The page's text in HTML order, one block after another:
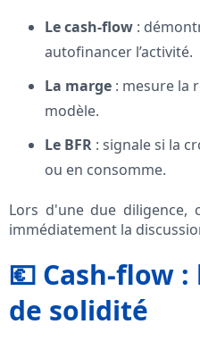
Le cash-flow :
autofinancer l’activité.
La marge : mesure la
modèle.
Le BFR : signale si la
ou en consomme.
Lors d'une due diligence,
immédiatement la
💶 Cash‑flow
de solidité